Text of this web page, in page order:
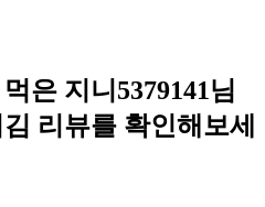
은 지니5379141님
리뷰를 확인해보세